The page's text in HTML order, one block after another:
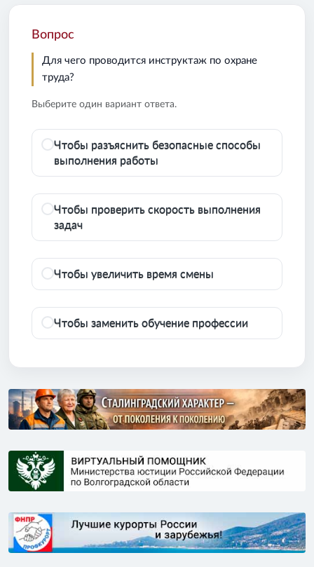
Вопрос
Для чего проводится инструктаж по охране
труда?
Выберите один вариант ответа.
Чтобы разъяснить безопасные способы
выполнения работы
Чтобы проверить скорость выполнения
задач
Чтобы увеличить время смены
Чтобы заменить обучение профессии